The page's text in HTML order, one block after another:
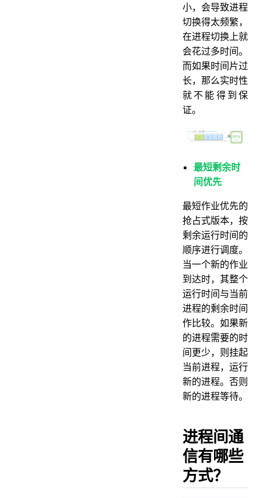
小，会导致进程
切换得太频繁，
在进程切换上就
会花过多时间。
而如果时间片过
长，那么实时性
就不能得到保
证。
最短剩余时
间优先
最短作业优先的
抢占式版本，按
剩余运行时间的
顺序进行调度。
当一个新的作业
到达时，其整个
运行时间与当前
进程的剩余时间
作比较。如果新
的进程需要的时
间更少，则挂起
当前进程，运行
新的进程。否则
新的进程等待。
进程间通
信有哪些
方式？